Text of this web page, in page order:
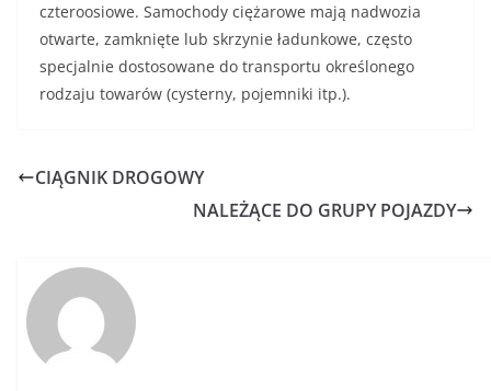
czteroosiowe. Samochody ciężarowe mają nadwozia
otwar­te, zamknięte lub skrzynie ładunkowe, często
specjalnie dostosowane do transportu określonego
rodzaju towarów (cysterny, pojemniki itp.).
CIĄGNIK DROGOWY
NALEŻĄCE DO GRUPY POJAZDY